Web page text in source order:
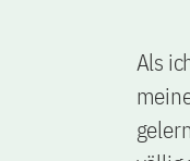
Als